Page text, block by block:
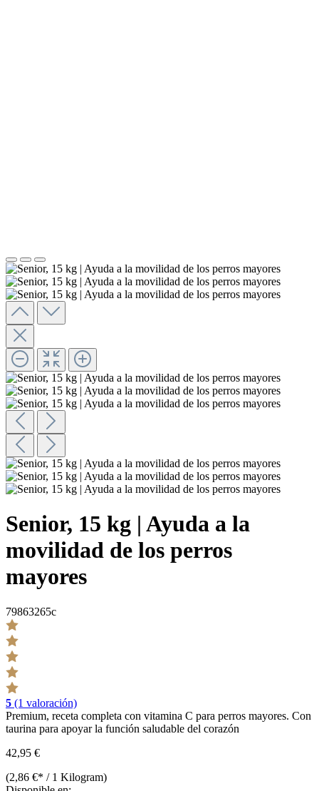
Senior, 15 kg | Ayuda a la
movilidad de los perros
mayores
79863265c
5 (1 valoración)
Premium, receta completa con vitamina C para perros mayores. Con
taurina para apoyar la función saludable del corazón
42,95 €
(2,86 €* / 1 Kilogram)